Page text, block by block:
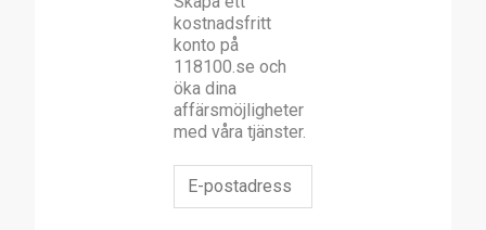
kostnadsfritt
konto på
118100.se och
öka dina
affärsmöjligheter
med våra tjänster.